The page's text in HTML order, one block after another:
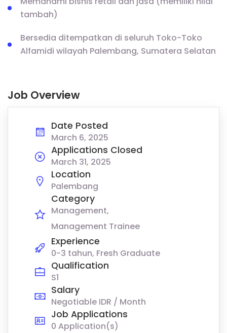
tambah)
Bersedia ditempatkan di seluruh Toko-Toko
Alfamidi wilayah Palembang, Sumatera Selatan
Job Overview
Date Posted
March 6, 2025
Applications Closed
March 31, 2025
Location
Palembang
Category
Management
Management Trainee
Experience
0-3 tahun, Fresh Graduate
Qualification
S1
Salary
Negotiable IDR / Month
Job Applications
0 Application(s)